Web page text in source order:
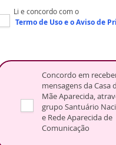
Li e concordo com o
Termo de Usoe oAviso de
Concordo em
mensagens da Casa
Mãe Aparecida,
grupo Santuário
e Rede Aparecida de
Comunicação